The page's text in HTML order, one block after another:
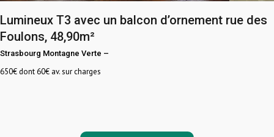
Lumineux T3 avec un balcon d’ornement rue des
Foulons, 48,90m²
Strasbourg Montagne Verte –
650€ dont 60€ av. sur charges